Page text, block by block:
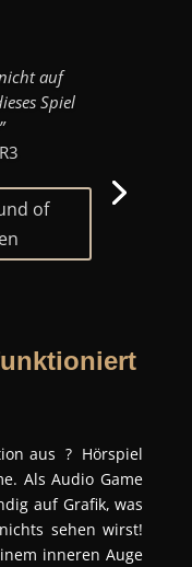
auf
Spiel
of
aus ? Hörspiel
Als Audio Game
auf Grafik, was
sehen wirst!
inneren Auge